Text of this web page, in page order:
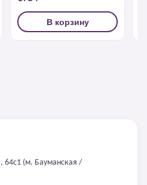
В корзину
64с1 (м. Бауманская /